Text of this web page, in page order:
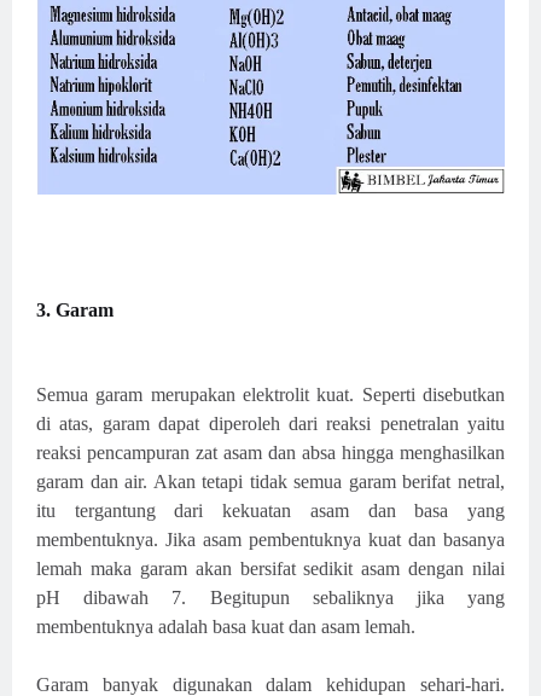
3. Garam
Semua garam merupakan elektrolit kuat. Seperti disebutkan
di atas, garam dapat diperoleh dari reaksi penetralan yaitu
reaksi pencampuran zat asam dan absa hingga menghasilkan
garam dan air. Akan tetapi tidak semua garam berifat netral,
itu tergantung dari kekuatan asam dan basa yang
membentuknya. Jika asam pembentuknya kuat dan basanya
lemah maka garam akan bersifat sedikit asam dengan nilai
pH dibawah 7. Begitupun sebaliknya jika yang
membentuknya adalah basa kuat dan asam lemah.
Garam banyak digunakan dalam kehidupan sehari-hari.